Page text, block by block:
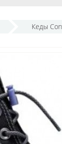
Кеды